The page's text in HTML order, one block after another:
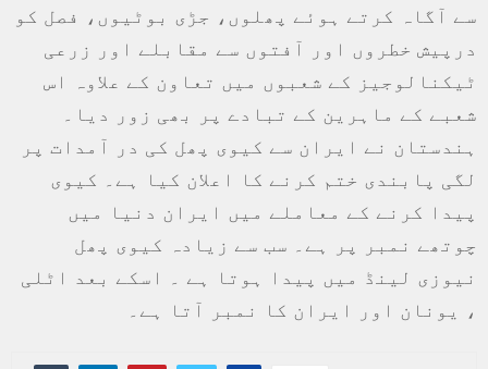
سے آگاہ کرتے ہوئے پھلوں، جڑی بوٹیوں، فصل کو
درپیش خطروں اور آفتوں سے مقابلے اور زرعی
ٹیکنالوجیز کے شعبوں میں تعاون کے علاوہ اس
شعبے کے ماہرین کے تبادے پر بھی زور دیا۔
ہندستان نے ایران سے کیوی پھل کی در آمدات پر
لگی پابندی ختم کرنے کا اعلان کیا ہے۔ کیوی
پیدا کرنے کے معاملے میں ایران دنیا میں
چوتھے نمبر پر ہے۔ سب سے زیادہ کیوی پھل
نیوزی لینڈ میں پیدا ہوتا ہے ۔ اسکے بعد اٹلی
، یونان اور ایران کا نمبر آتا ہے۔